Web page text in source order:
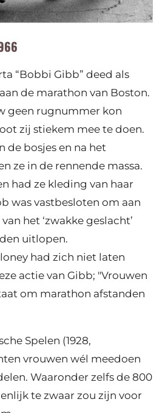
“Bobbi Gibb” deed als
de marathon van Boston.
geen rugnummer kon
zij stiekem mee te doen.
de bosjes en na het
ze in de rennende massa.
had ze kleding van haar
was vastbesloten om aan
het ‘zwakke geslacht’
uitlopen.
had zich niet laten
actie van Gibb; "Vrouwen
om marathon afstanden
Spelen (1928,
vrouwen wél meedoen
Waaronder zelfs de 800
te zwaar zou zijn voor